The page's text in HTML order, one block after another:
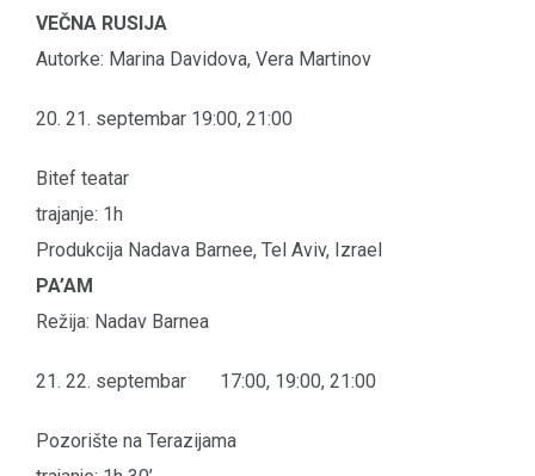
VEČNA RUSIJA
Autorke: Marina Davidova, Vera Martinov
20. 21. septembar 19:00, 21:00
Bitef teatar
trajanje: 1h
Produkcija Nadava Barnee, Tel Aviv, Izrael
PA’AM
Režija: Nadav Barnea
21. 22. septembar 17:00, 19:00, 21:00
Pozorište na Terazijama